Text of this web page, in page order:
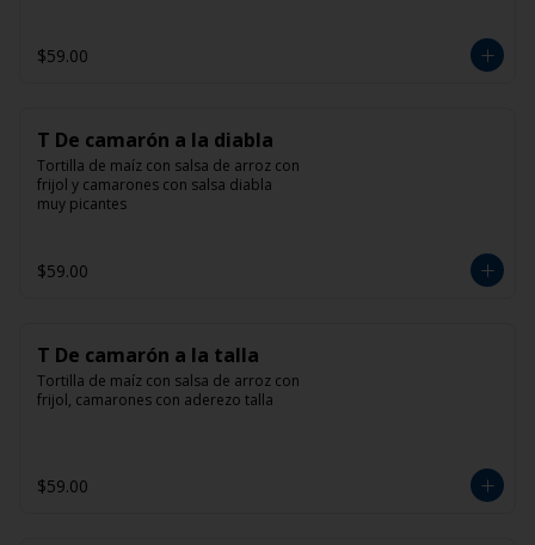
$59.00
T De camarón a la diabla
Tortilla de maíz con salsa de arroz con
frijol y camarones con salsa diabla
muy picantes
$59.00
T De camarón a la talla
Tortilla de maíz con salsa de arroz con
frijol, camarones con aderezo talla
$59.00